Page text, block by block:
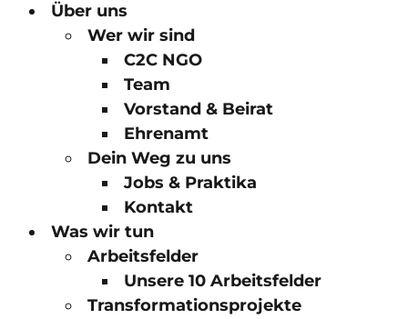
Über uns
Wer wir sind
C2C NGO
Team
Vorstand & Beirat
Ehrenamt
Dein Weg zu uns
Jobs & Praktika
Kontakt
Was wir tun
Arbeitsfelder
Unsere 10 Arbeitsfelder
Transformationsprojekte